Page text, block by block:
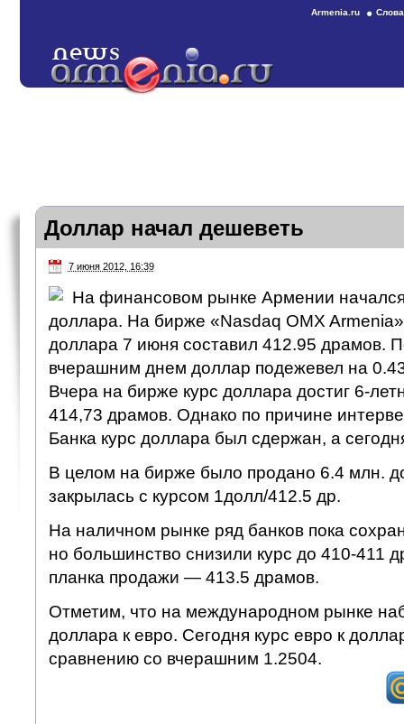
Armenia.ru
Доллар начал дешеветь
7 июня 2012, 16:39
На финансовом рынке Армении
доллара. На бирже «Nasdaq OMX
доллара 7 июня составил 412.95 драмов.
вчерашним днем доллар подежевел на
Вчера на бирже курс доллара достиг 6-
414,73 драмов. Однако по причине
Банка курс доллара был сдержан, а
В целом на бирже было продано 6.4 млн.
закрылась с курсом 1долл/412.5 др.
На наличном рынке ряд банков пока
но большинство снизили курс до 410-411
планка продажи — 413.5 драмов.
Отметим, что на международном рынке
доллара к евро. Сегодня курс евро к
сравнению со вчерашним 1.2504.